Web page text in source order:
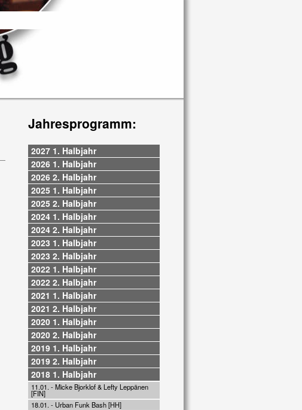
Jahresprogramm:
2027 1. Halbjahr
2026 1. Halbjahr
2026 2. Halbjahr
2025 1. Halbjahr
2025 2. Halbjahr
2024 1. Halbjahr
2024 2. Halbjahr
2023 1. Halbjahr
2023 2. Halbjahr
2022 1. Halbjahr
2022 2. Halbjahr
2021 1. Halbjahr
2021 2. Halbjahr
2020 1. Halbjahr
2020 2. Halbjahr
2019 1. Halbjahr
2019 2. Halbjahr
2018 1. Halbjahr
11.01. - Micke Bjorklof & Lefty Leppänen
[FIN]
18.01. - Urban Funk Bash [HH]